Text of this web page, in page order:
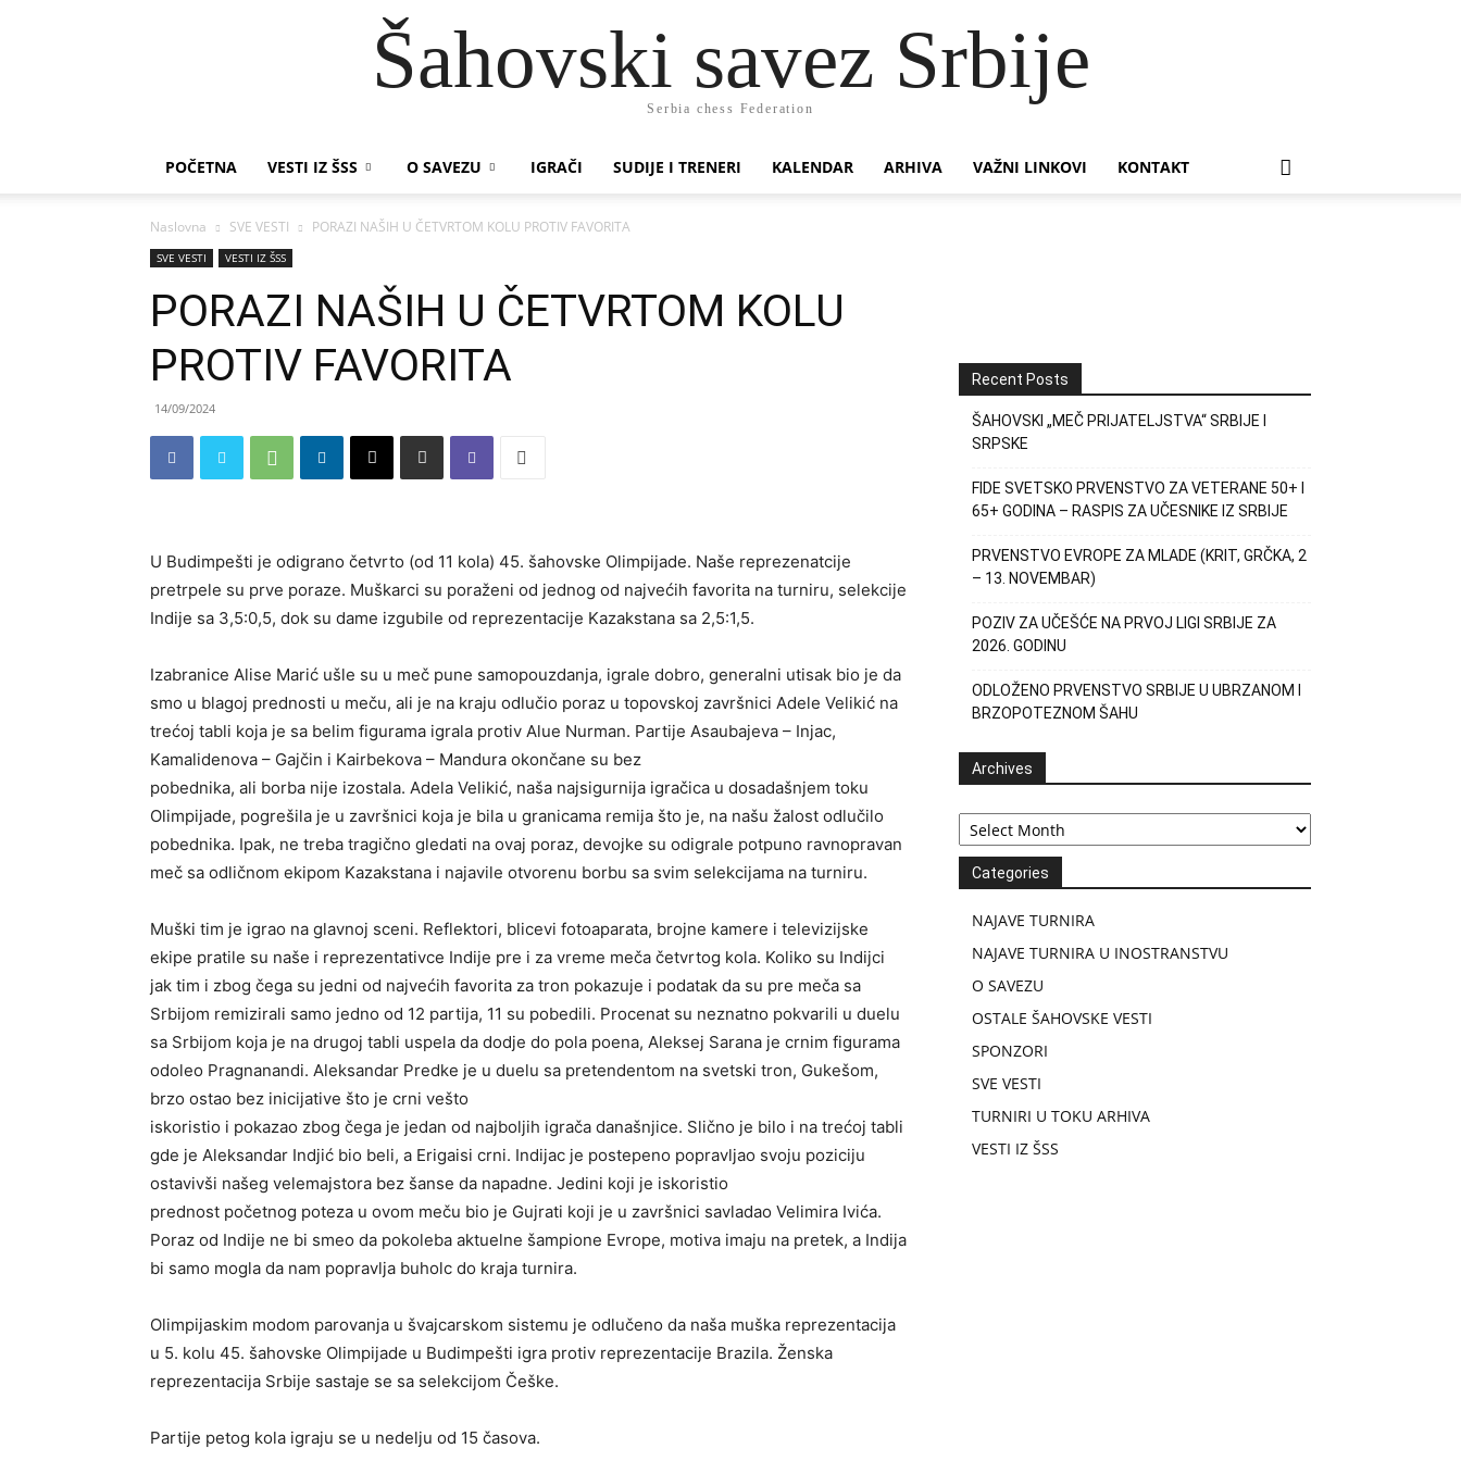
Šahovski savez Srbije
Serbia chess Federation
POČETNA VESTI IZ ŠSS O SAVEZU IGRAČI SUDIJE I TRENERI KALENDAR ARHIVA VAŽNI LINKOVI KONTAKT
Naslovna SVE VESTI PORAZI NAŠIH U ČETVRTOM KOLU PROTIV FAVORITA
SVE VESTI VESTI IZ ŠSS
PORAZI NAŠIH U ČETVRTOM KOLU
PROTIV FAVORITA
14/09/2024
U Budimpešti je odigrano četvrto (od 11 kola) 45. šahovske Olimpijade. Naše reprezenatcije
pretrpele su prve poraze. Muškarci su poraženi od jednog od najvećih favorita na turniru, selekcije
Indije sa 3,5:0,5, dok su dame izgubile od reprezentacije Kazakstana sa 2,5:1,5.
Izabranice Alise Marić ušle su u meč pune samopouzdanja, igrale dobro, generalni utisak bio je da
smo u blagoj prednosti u meču, ali je na kraju odlučio poraz u topovskoj završnici Adele Velikić na
trećoj tabli koja je sa belim figurama igrala protiv Alue Nurman. Partije Asaubajeva – Injac,
Kamalidenova – Gajčin i Kairbekova – Mandura okončane su bez
pobednika, ali borba nije izostala. Adela Velikić, naša najsigurnija igračica u dosadašnjem toku
Olimpijade, pogrešila je u završnici koja je bila u granicama remija što je, na našu žalost odlučilo
pobednika. Ipak, ne treba tragično gledati na ovaj poraz, devojke su odigrale potpuno ravnopravan
meč sa odličnom ekipom Kazakstana i najavile otvorenu borbu sa svim selekcijama na turniru.
Muški tim je igrao na glavnoj sceni. Reflektori, blicevi fotoaparata, brojne kamere i televizijske
ekipe pratile su naše i reprezentativce Indije pre i za vreme meča četvrtog kola. Koliko su Indijci
jak tim i zbog čega su jedni od najvećih favorita za tron pokazuje i podatak da su pre meča sa
Srbijom remizirali samo jedno od 12 partija, 11 su pobedili. Procenat su neznatno pokvarili u duelu
sa Srbijom koja je na drugoj tabli uspela da dodje do pola poena, Aleksej Sarana je crnim figurama
odoleo Pragnanandi. Aleksandar Predke je u duelu sa pretendentom na svetski tron, Gukešom,
brzo ostao bez inicijative što je crni vešto
iskoristio i pokazao zbog čega je jedan od najboljih igrača današnjice. Slično je bilo i na trećoj tabli
gde je Aleksandar Indjić bio beli, a Erigaisi crni. Indijac je postepeno popravljao svoju poziciju
ostavivši našeg velemajstora bez šanse da napadne. Jedini koji je iskoristio
prednost početnog poteza u ovom meču bio je Gujrati koji je u završnici savladao Velimira Ivića.
Poraz od Indije ne bi smeo da pokoleba aktuelne šampione Evrope, motiva imaju na pretek, a Indija
bi samo mogla da nam popravlja buholc do kraja turnira.
Olimpijaskim modom parovanja u švajcarskom sistemu je odlučeno da naša muška reprezentacija
u 5. kolu 45. šahovske Olimpijade u Budimpešti igra protiv reprezentacije Brazila. Ženska
reprezentacija Srbije sastaje se sa selekcijom Češke.
Partije petog kola igraju se u nedelju od 15 časova.
Recent Posts
ŠAHOVSKI „MEČ PRIJATELJSTVA“ SRBIJE I
SRPSKE
FIDE SVETSKO PRVENSTVO ZA VETERANE 50+ I
65+ GODINA – RASPIS ZA UČESNIKE IZ SRBIJE
PRVENSTVO EVROPE ZA MLADE (KRIT, GRČKA, 2
– 13. NOVEMBAR)
POZIV ZA UČEŠĆE NA PRVOJ LIGI SRBIJE ZA
2026. GODINU
ODLOŽENO PRVENSTVO SRBIJE U UBRZANOM I
BRZOPOTEZNOM ŠAHU
Archives
Archives
Categories
NAJAVE TURNIRA
NAJAVE TURNIRA U INOSTRANSTVU
O SAVEZU
OSTALE ŠAHOVSKE VESTI
SPONZORI
SVE VESTI
TURNIRI U TOKU ARHIVA
VESTI IZ ŠSS